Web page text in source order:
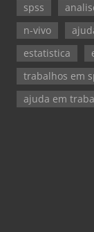
spss
n-vivo
estatistica
trabalhos em
ajuda em